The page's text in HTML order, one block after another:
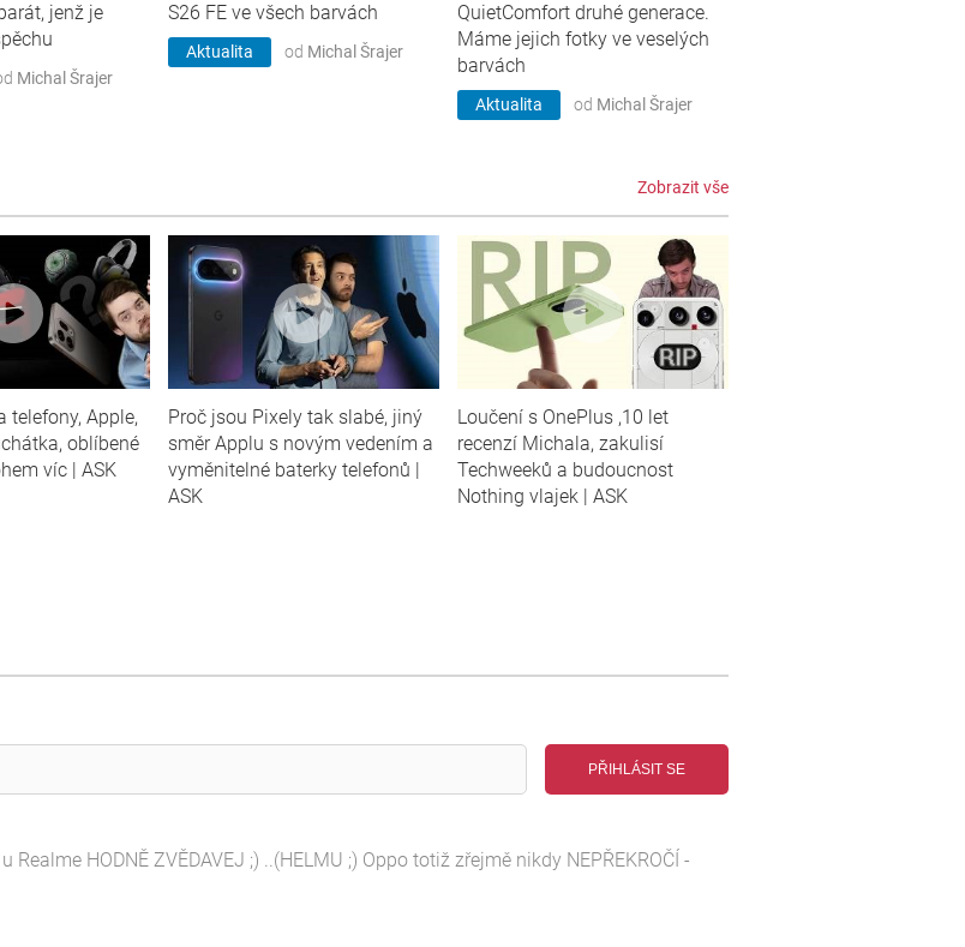
jenž je
Michal Šrajer
S26 FE ve všech barvách
Aktualita od Michal Šrajer
QuietComfort druhé generace.
Máme jejich fotky ve veselých
barvách
Aktualita od Michal Šrajer
Zobrazit vše
telefony, Apple,
oblíbené
víc | ASK
Proč jsou Pixely tak slabé, jiný
směr Applu s novým vedením a
vyměnitelné baterky telefonů |
ASK
Loučení s OnePlus ,10 let
recenzí Michala, zakulisí
Techweeků a budoucnost
Nothing vlajek | ASK
PŘIHLÁSIT SE
HODNĚ ZVĚDAVEJ ;) ..(HELMU ;) Oppo totiž zřejmě nikdy NEPŘEKROČÍ -